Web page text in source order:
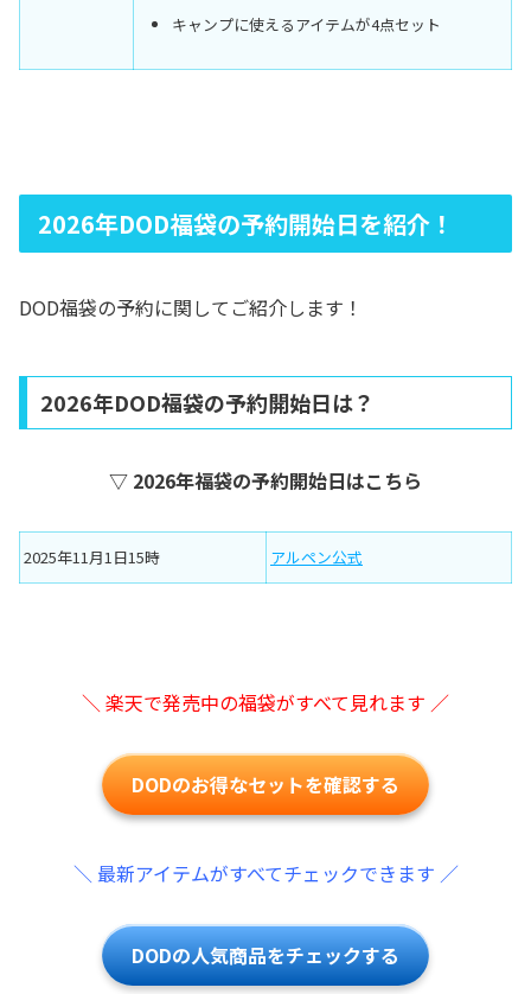
キャンプに使えるアイテムが4点セット
2026年DOD福袋の予約開始日を紹介！
DOD福袋の予約に関してご紹介します！
2026年DOD福袋の予約開始日は？
▽ 2026年福袋の予約開始日はこちら
2025年11月1日15時 アルペン公式
＼ 楽天で発売中の福袋がすべて見れます ／
DODのお得なセットを確認する
＼ 最新アイテムがすべてチェックできます ／
DODの人気商品をチェックする